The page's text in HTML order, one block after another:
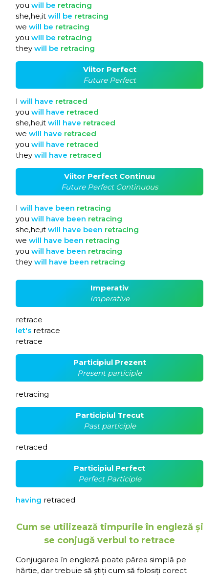
you will be retracing
she,he,it will be retracing
we will be retracing
you will be retracing
they will be retracing
Viitor Perfect
Future Perfect
I will have retraced
you will have retraced
she,he,it will have retraced
we will have retraced
you will have retraced
they will have retraced
Viitor Perfect Continuu
Future Perfect Continuous
I will have been retracing
you will have been retracing
she,he,it will have been retracing
we will have been retracing
you will have been retracing
they will have been retracing
Imperativ
Imperative
retrace
let's retrace
retrace
Participiul Prezent
Present participle
retracing
Participiul Trecut
Past participle
retraced
Participiul Perfect
Perfect Participle
having retraced
Cum se utilizează timpurile în engleză și
se conjugă verbul to retrace
Conjugarea în engleză poate părea simplă pe
hârtie, dar trebuie să știți cum să folosiți corect